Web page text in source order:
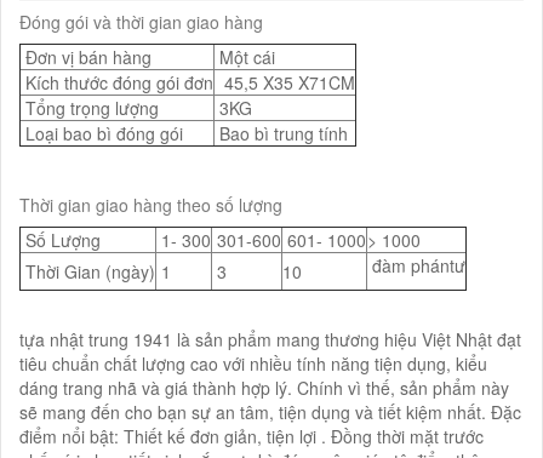
Đóng gói và thời gian giao hàng
Đơn vị bán hàng
Một cái
Kích thước đóng gói đơn 45,5 X35 X71CM
Tổng trọng lượng
3KG
Loại bao bì đóng gói
Bao bì trung tính
Thời gian giao hàng theo số lượng
Số Lượng
1- 300 301-600 601- 1000> 1000
Thời Gian (ngày) 1 3 10 đàm phántư
tựa nhật trung 1941 là sản phẩm mang thương hiệu Việt Nhật đạt
tiêu chuẩn chất lượng cao với nhiều tính năng tiện dụng, kiểu
dáng trang nhã và giá thành hợp lý. Chính vì thế, sản phẩm này
sẽ mang đến cho bạn sự an tâm, tiện dụng và tiết kiệm nhất. Đặc
điểm nổi bật: Thiết kế đơn giản, tiện lợi . Đồng thời mặt trước